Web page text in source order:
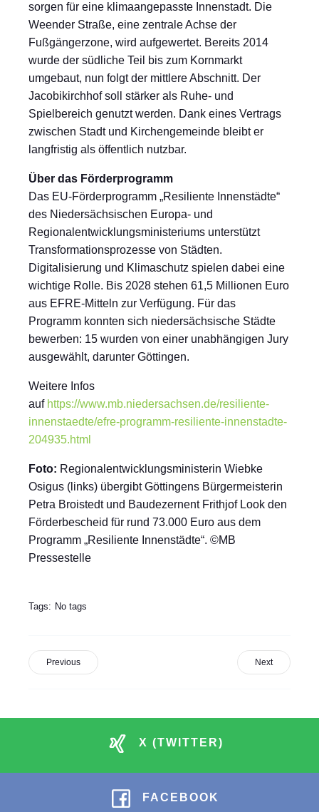
sorgen für eine klimaangepasste Innenstadt. Die
Weender Straße, eine zentrale Achse der
Fußgängerzone, wird aufgewertet. Bereits 2014
wurde der südliche Teil bis zum Kornmarkt
umgebaut, nun folgt der mittlere Abschnitt. Der
Jacobikirchhof soll stärker als Ruhe- und
Spielbereich genutzt werden. Dank eines Vertrags
zwischen Stadt und Kirchengemeinde bleibt er
langfristig als öffentlich nutzbar.
Über das Förderprogramm
Das EU-Förderprogramm „Resiliente Innenstädte“
des Niedersächsischen Europa- und
Regionalentwicklungsministeriums unterstützt
Transformationsprozesse von Städten.
Digitalisierung und Klimaschutz spielen dabei eine
wichtige Rolle. Bis 2028 stehen 61,5 Millionen Euro
aus EFRE-Mitteln zur Verfügung. Für das
Programm konnten sich niedersächsische Städte
bewerben: 15 wurden von einer unabhängigen Jury
ausgewählt, darunter Göttingen.
Weitere Infos
auf https://www.mb.niedersachsen.de/resiliente-
innenstaedte/efre-programm-resiliente-innenstadte-
204935.html
Foto: Regionalentwicklungsministerin Wiebke
Osigus (links) übergibt Göttingens Bürgermeisterin
Petra Broistedt und Baudezernent Frithjof Look den
Förderbescheid für rund 73.000 Euro aus dem
Programm „Resiliente Innenstädte“. ©MB
Pressestelle
Tags: No tags
Previous Next
X (TWITTER)
FACEBOOK